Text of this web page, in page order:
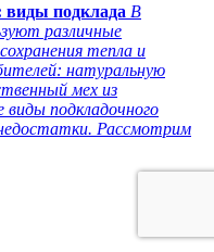
виды подклада В
различные
тепла и
натуральную
мех из
подкладочного
Рассмотрим